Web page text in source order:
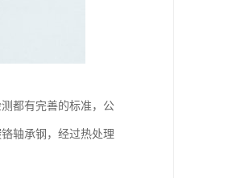
都有完善的标准，公
轴承钢，经过热处理